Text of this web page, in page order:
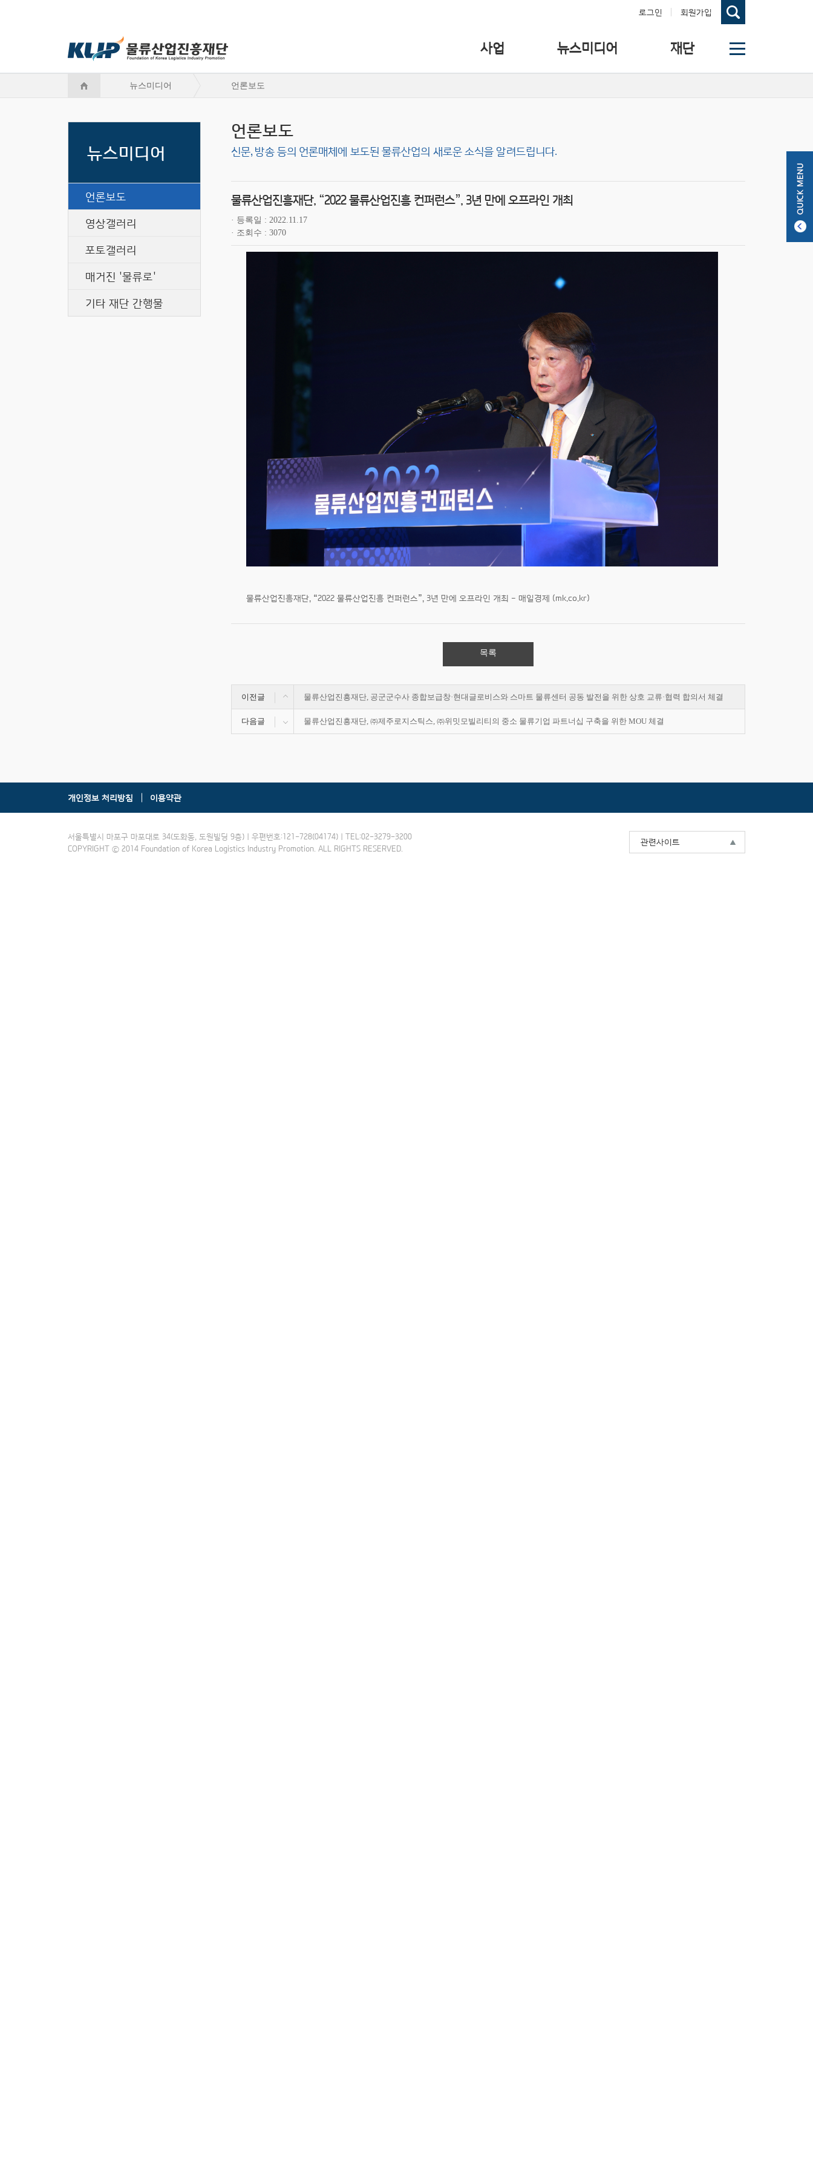
로그인 회원가입
사업 뉴스미디어 재단
뉴스미디어 언론보도
뉴스미디어
언론보도
영상갤러리
포토갤러리
매거진 '물류로'
기타 재단 간행물
언론보도
신문, 방송 등의 언론매체에 보도된 물류산업의 새로운 소식을 알려드립니다.
물류산업진흥재단, “2022 물류산업진흥 컨퍼런스”, 3년 만에 오프라인 개최
등록일
2022.11.17
조회수
3070
물류산업진흥재단, “2022 물류산업진흥 컨퍼런스”, 3년 만에 오프라인 개최 - 매일경제 (mk.co.kr)
목록
이전글 물류산업진흥재단, 공군군수사 종합보급창·현대글로비스와 스마트 물류센터 공동 발전을 위한 상호 교류·협력 합의서 체결
다음글 물류산업진흥재단, ㈜제주로지스틱스, ㈜위밋모빌리티의 중소 물류기업 파트너십 구축을 위한 MOU 체결
개인정보 처리방침 이용약관
서울특별시 마포구 마포대로 34(도화동, 도원빌딩 9층) | 우편번호:121-728(04174) | TEL:02-3279-3200
COPYRIGHT ⓒ 2014 Foundation of Korea Logistics Industry Promotion. ALL RIGHTS RESERVED.
관련사이트